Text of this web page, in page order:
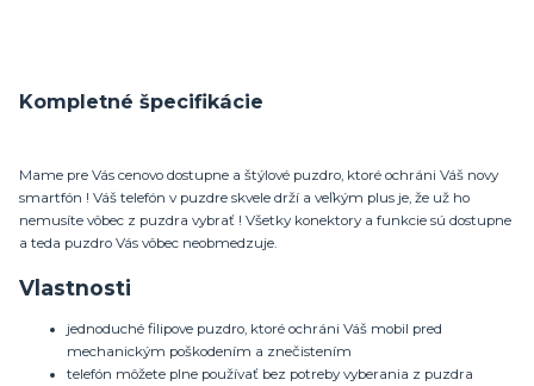
Kompletné špecifikácie
Mame pre Vás cenovo dostupne a štýlové puzdro, ktoré ochráni Váš novy
smartfón ! Váš telefón v puzdre skvele drží a veľkým plus je, že už ho
nemusíte vôbec z puzdra vybrať ! Všetky konektory a funkcie sú dostupne
a teda puzdro Vás vôbec neobmedzuje.
Vlastnosti
jednoduché filipove puzdro, ktoré ochráni Váš mobil pred
mechanickým poškodením a znečistením
telefón môžete plne používať bez potreby vyberania z puzdra